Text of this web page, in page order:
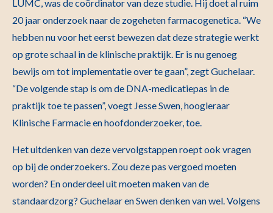
LUMC, was de coördinator van deze studie. Hij doet al ruim
20 jaar onderzoek naar de zogeheten farmacogenetica. “We
hebben nu voor het eerst bewezen dat deze strategie werkt
op grote schaal in de klinische praktijk. Er is nu genoeg
bewijs om tot implementatie over te gaan”, zegt Guchelaar.
“De volgende stap is om de DNA-medicatiepas in de
praktijk toe te passen”, voegt Jesse Swen, hoogleraar
Klinische Farmacie en hoofdonderzoeker, toe.
Het uitdenken van deze vervolgstappen roept ook vragen
op bij de onderzoekers. Zou deze pas vergoed moeten
worden? En onderdeel uit moeten maken van de
standaardzorg? Guchelaar en Swen denken van wel. Volgens